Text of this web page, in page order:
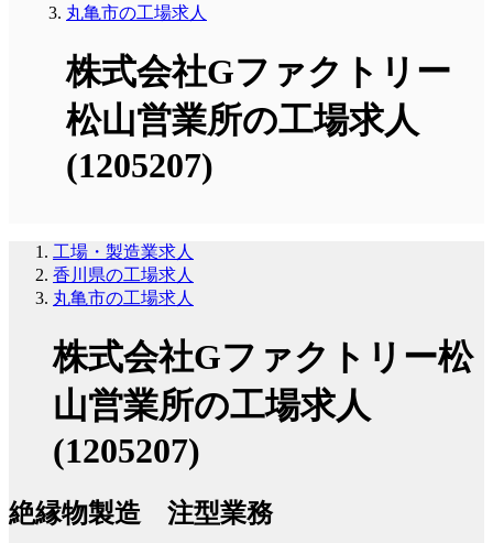
丸亀市の工場求人
株式会社Gファクトリー
松山営業所の工場求人
(1205207)
工場・製造業求人
香川県の工場求人
丸亀市の工場求人
株式会社Gファクトリー松
山営業所の工場求人
(1205207)
絶縁物製造 注型業務